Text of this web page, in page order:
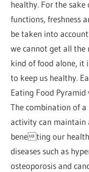
healthy. For the
functions, freshness
be taken into
we cannot get all the
kind of food alone, it
to keep us healthy.
Eating Food
The combination of
activity can maintain
beneting our
diseases such as
osteoporosis and